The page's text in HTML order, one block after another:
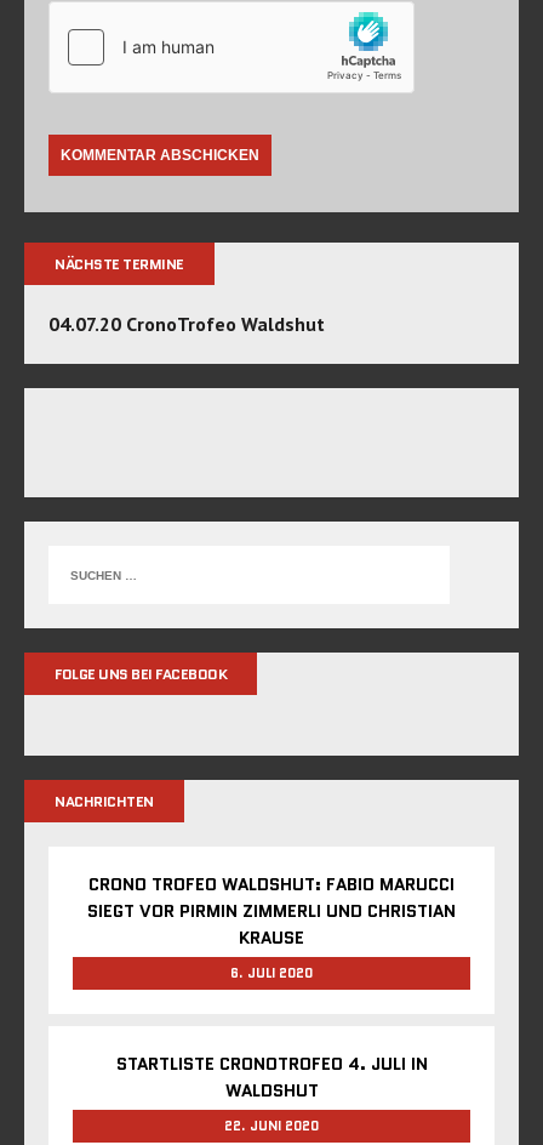
NÄCHSTE TERMINE
04.07.20 CronoTrofeo Waldshut
FOLGE UNS BEI FACEBOOK
NACHRICHTEN
CRONO TROFEO WALDSHUT: FABIO MARUCCI
SIEGT VOR PIRMIN ZIMMERLI UND CHRISTIAN
KRAUSE
6. JULI 2020
STARTLISTE CRONOTROFEO 4. JULI IN
WALDSHUT
22. JUNI 2020